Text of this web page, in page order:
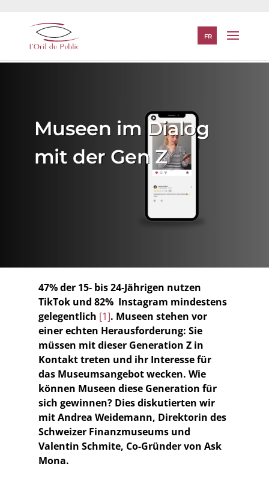
FR
Museen im Dialog
mit der Gen Z
47% der 15- bis 24-Jährigen nutzen
TikTok und 82% Instagram mindestens
gelegentlich [1]. Museen stehen vor
einer echten Herausforderung: Sie
müssen mit dieser Generation Z in
Kontakt treten und ihr Interesse für
das Museumsangebot wecken. Wie
können Museen diese Generation für
sich gewinnen? Dies diskutierten wir
mit Andrea Weidemann, Direktorin des
Schweizer Finanzmuseums und
Valentin Schmite, Co-Gründer von Ask
Mona.